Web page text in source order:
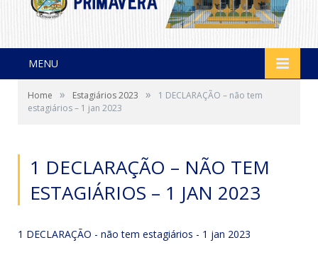
MENU
Home » Estagiários 2023 »
1 DECLARAÇÃO – não tem
estagiários – 1 jan 2023
1 DECLARAÇÃO – NÃO TEM
ESTAGIÁRIOS – 1 JAN 2023
1 DECLARAÇÃO - não tem estagiários - 1 jan 2023